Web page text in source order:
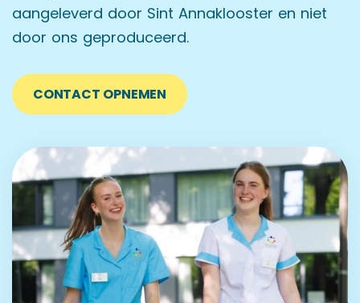
aangeleverd door Sint Annaklooster en niet
door ons geproduceerd.
CONTACT OPNEMEN